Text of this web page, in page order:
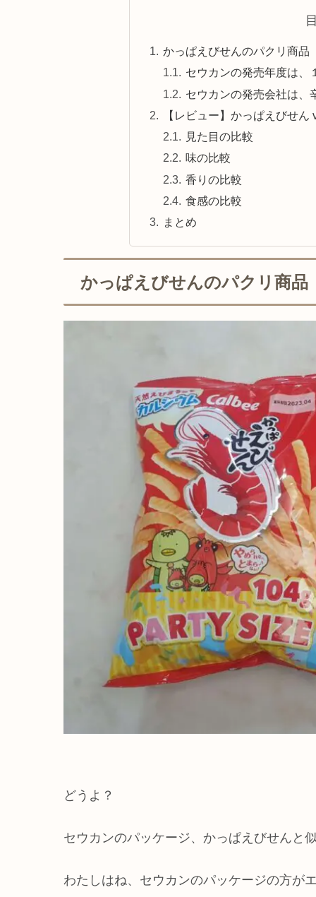
かっぱえびせんのパクリ商品
セウカンの発売年度は、
セウカンの発売会社は、
【レビュー】かっぱえびせん
見た目の比較
味の比較
香りの比較
食感の比較
まとめ
かっぱえびせんのパクリ商品
どうよ？
セウカンのパッケージ、かっぱえびせんと
わたしはね、セウカンのパッケージの方が